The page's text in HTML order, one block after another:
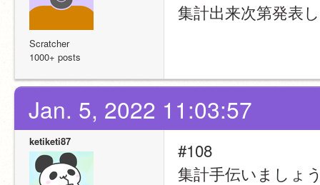
Scratcher
1000+ posts
集計出来次第発表
Jan. 5, 2022 11:03:57
ketiketi87
#108
集計手伝いましょ